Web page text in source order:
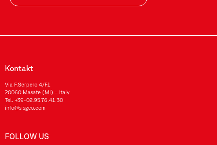
Kontakt
Via F.Serpero 4/F1
20060 Masate (MI) – Italy
Tel. +39-02.95.76.41.30
info@sisgeo.com
FOLLOW US